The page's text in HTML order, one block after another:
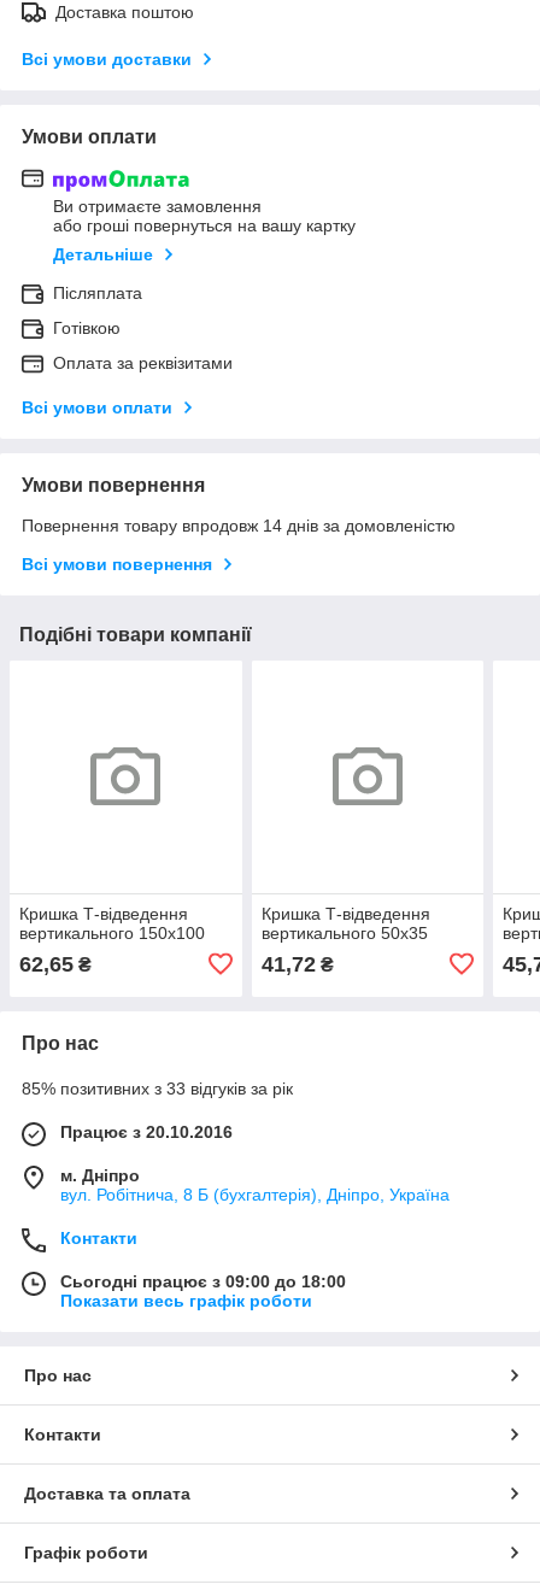
Доставка поштою
Всі умови доставки
Умови оплати
Ви отримаєте замовлення
або гроші повернуться на вашу картку
Детальніше
Післяплата
Готівкою
Оплата за реквізитами
Всі умови оплати
Умови повернення
Повернення товару впродовж 14 днів за домовленістю
Всі умови повернення
Подібні товари компанії
Кришка Т-відведення
вертикального 150х100
62,65 ₴
Кришка Т-відведення
вертикального 50х35
41,72₴
Про нас
85% позитивних з 33 відгуків за рік
Працює з 20.10.2016
м. Дніпро
вул. Робітнича, 8 Б (бухгалтерія), Дніпро, Україна
Контакти
Сьогодні працює з 09:00 до 18:00
Показати весь графік роботи
Про нас
Контакти
Доставка та оплата
Графік роботи